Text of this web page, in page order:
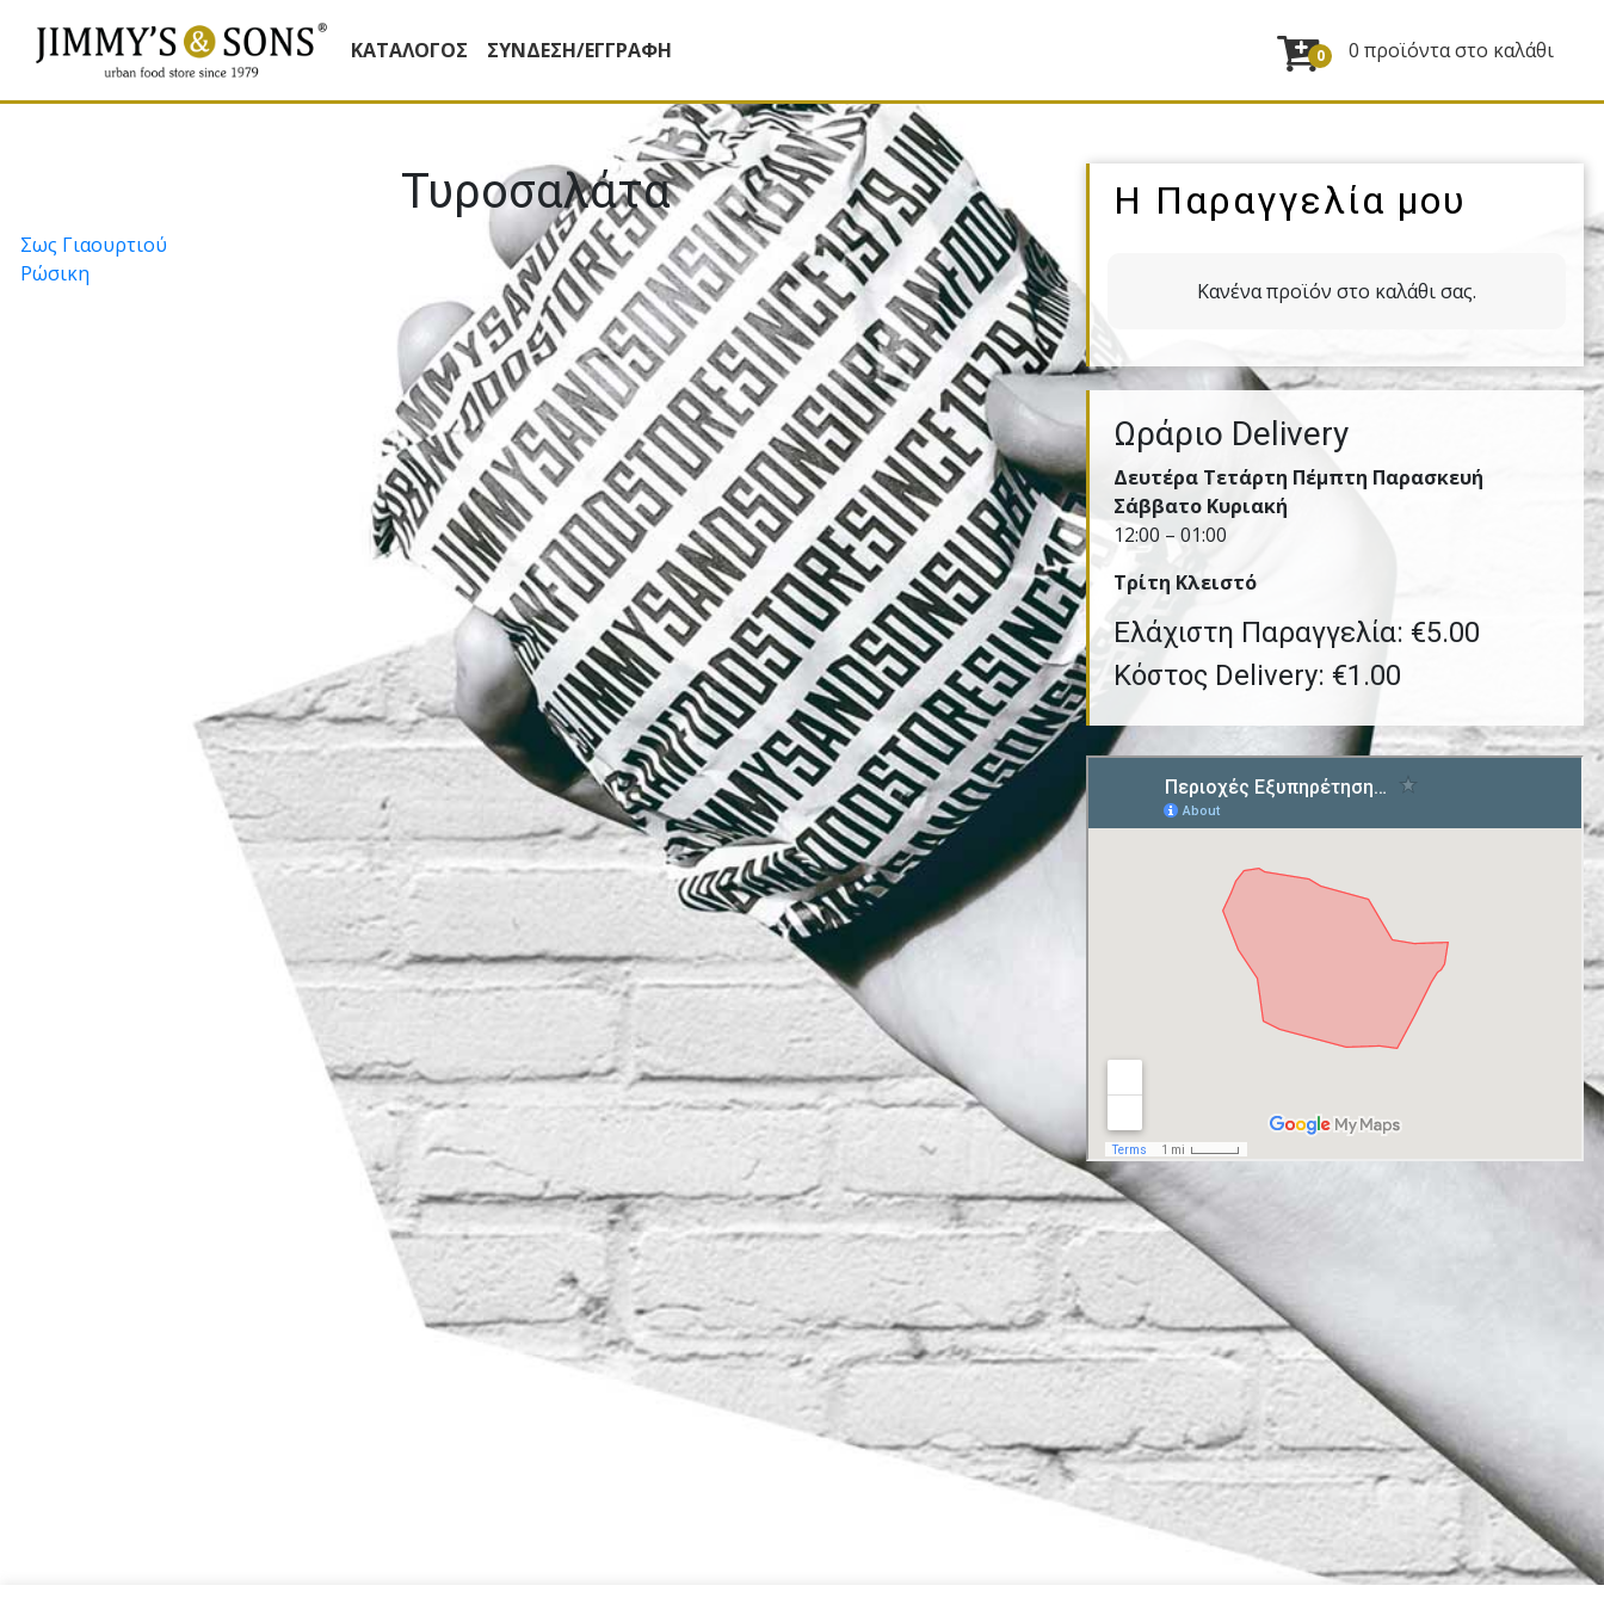
ΚΑΤΆΛΟΓΟΣ ΣΥΝΔΕΣΗ/ΕΓΓΡΑΦΗ 0 0 προϊόντα στο καλάθι
Τυροσαλάτα
Πλοήγηση
άρθρων
Σως Γιαουρτιού
Ρώσικη
Η Παραγγελία μου
Κανένα προϊόν στο καλάθι σας.
Ωράριο Delivery
Δευτέρα Τετάρτη Πέμπτη Παρασκευή
Σάββατο Κυριακή
12:00 – 01:00
Τρίτη Kλειστό
Ελάχιστη Παραγγελία: €5.00
Κόστος Delivery: €1.00